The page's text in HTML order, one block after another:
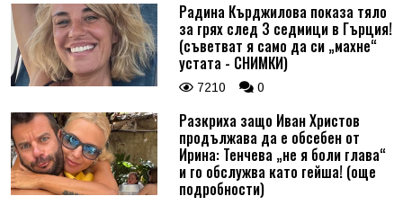
Радина Кърджилова показа тяло
за грях след 3 седмици в Гърция!
(съветват я само да си „махне“
устата - СНИМКИ)
7210 0
Разкриха защо Иван Христов
продължава да е обсебен от
Ирина: Тенчева „не я боли глава“
и го обслужва като гейша! (още
подробности)